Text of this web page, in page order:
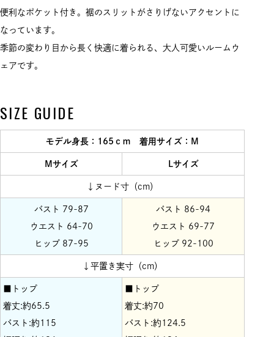
便利なポケット付き。裾のスリットがさりげないアクセントに
なっています。
季節の変わり目から長く快適に着られる、大人可愛いルームウ
ェアです。
SIZE GUIDE
モデル身長：165ｃｍ 着用サイズ：M
Mサイズ Lサイズ
↓ヌード寸（cm）
バスト 79-87
ウエスト 64-70
ヒップ 87-95
バスト 86-94
ウエスト 69-77
ヒップ 92-100
↓平置き実寸（cm）
■トップ
着丈:約65.5
バスト:約115
■トップ
着丈:約70
バスト:約124.5